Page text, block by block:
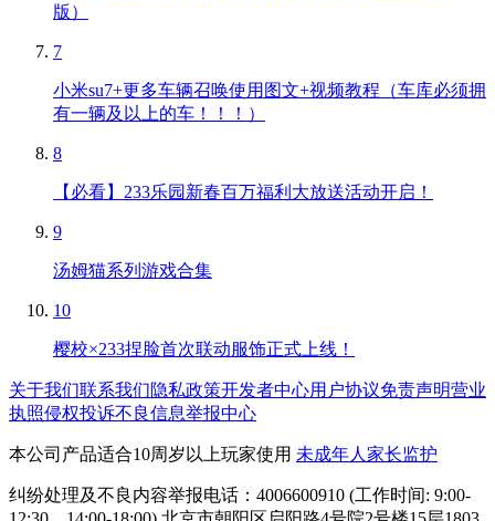
版）
7
小米su7+更多车辆召唤使用图文+视频教程（车库必须拥
有一辆及以上的车！！！）
8
【必看】233乐园新春百万福利大放送活动开启！
9
汤姆猫系列游戏合集
10
樱校×233捏脸首次联动服饰正式上线！
关于我们联系我们隐私政策开发者中心用户协议免责声明营业
执照侵权投诉不良信息举报中心
本公司产品适合10周岁以上玩家使用 未成年人家长监护
纠纷处理及不良内容举报电话：4006600910 (工作时间: 9:00-